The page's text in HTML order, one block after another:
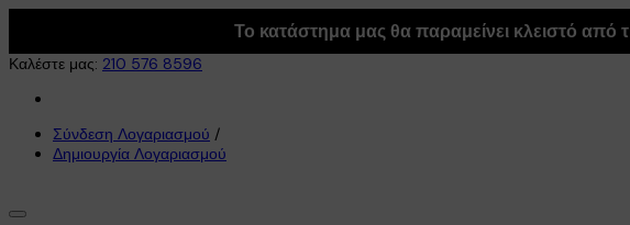
Το κατάστημα μας θα παραμείνει κλειστό από
Καλέστε μας: 210 576 8596
Σύνδεση Λογαριασμού /
Δημιουργία Λογαριασμού